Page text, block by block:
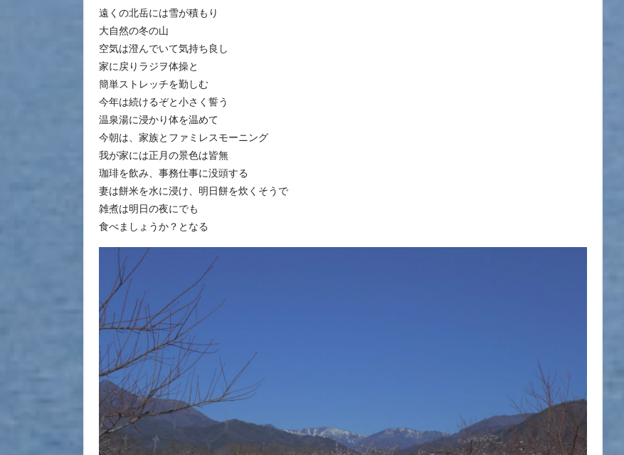
遠くの北岳には雪が積もり
大自然の冬の山
空気は澄んでいて気持ち良し
家に戻りラジヲ体操と
簡単ストレッチを勤しむ
今年は続けるぞと小さく誓う
温泉湯に浸かり体を温めて
今朝は、家族とファミレスモーニング
我が家には正月の景色は皆無
珈琲を飲み、事務仕事に没頭する
妻は餅米を水に浸け、明日餅を炊くそうで
雑煮は明日の夜にでも
食べましょうか？となる